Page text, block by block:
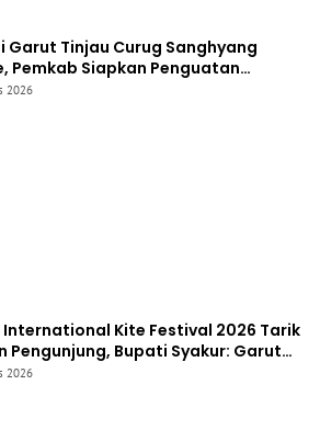
Garut Tinjau Curug Sanghyang
Pemkab Siapkan Penguatan
untuk Dongkrak Pariwisata
2026
Kite Festival 2026 Tarik
Pengunjung, Bupati Syakur: Garut
Dunia
2026